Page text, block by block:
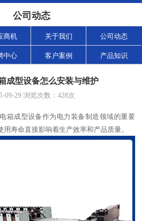
公司动态
商机 关于我们 公司动态
中心 客户案例 产品知识
成型设备怎么安装与维护
09-29浏览次数： 428次
箱成型设备作为电力装备制造领域的重要
寿命直接影响着生产效率和产品质量。